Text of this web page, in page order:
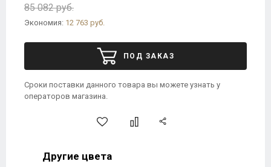
85 082 руб.
Экономия: 12 763 руб.
ПОД ЗАКАЗ
Сроки поставки данного товара вы можете узнать у
операторов магазина.
Другие цвета